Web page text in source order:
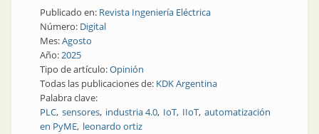
Publicado en: Revista Ingeniería Eléctrica
Número: Digital
Mes:Agosto
Año:2025
Tipo de artículo:Opinión
Todas las publicaciones de: KDK Argentina
Palabra clave:
PLC sensores industria 4.0 IoT IIoT automatización
en PyME leonardo ortiz